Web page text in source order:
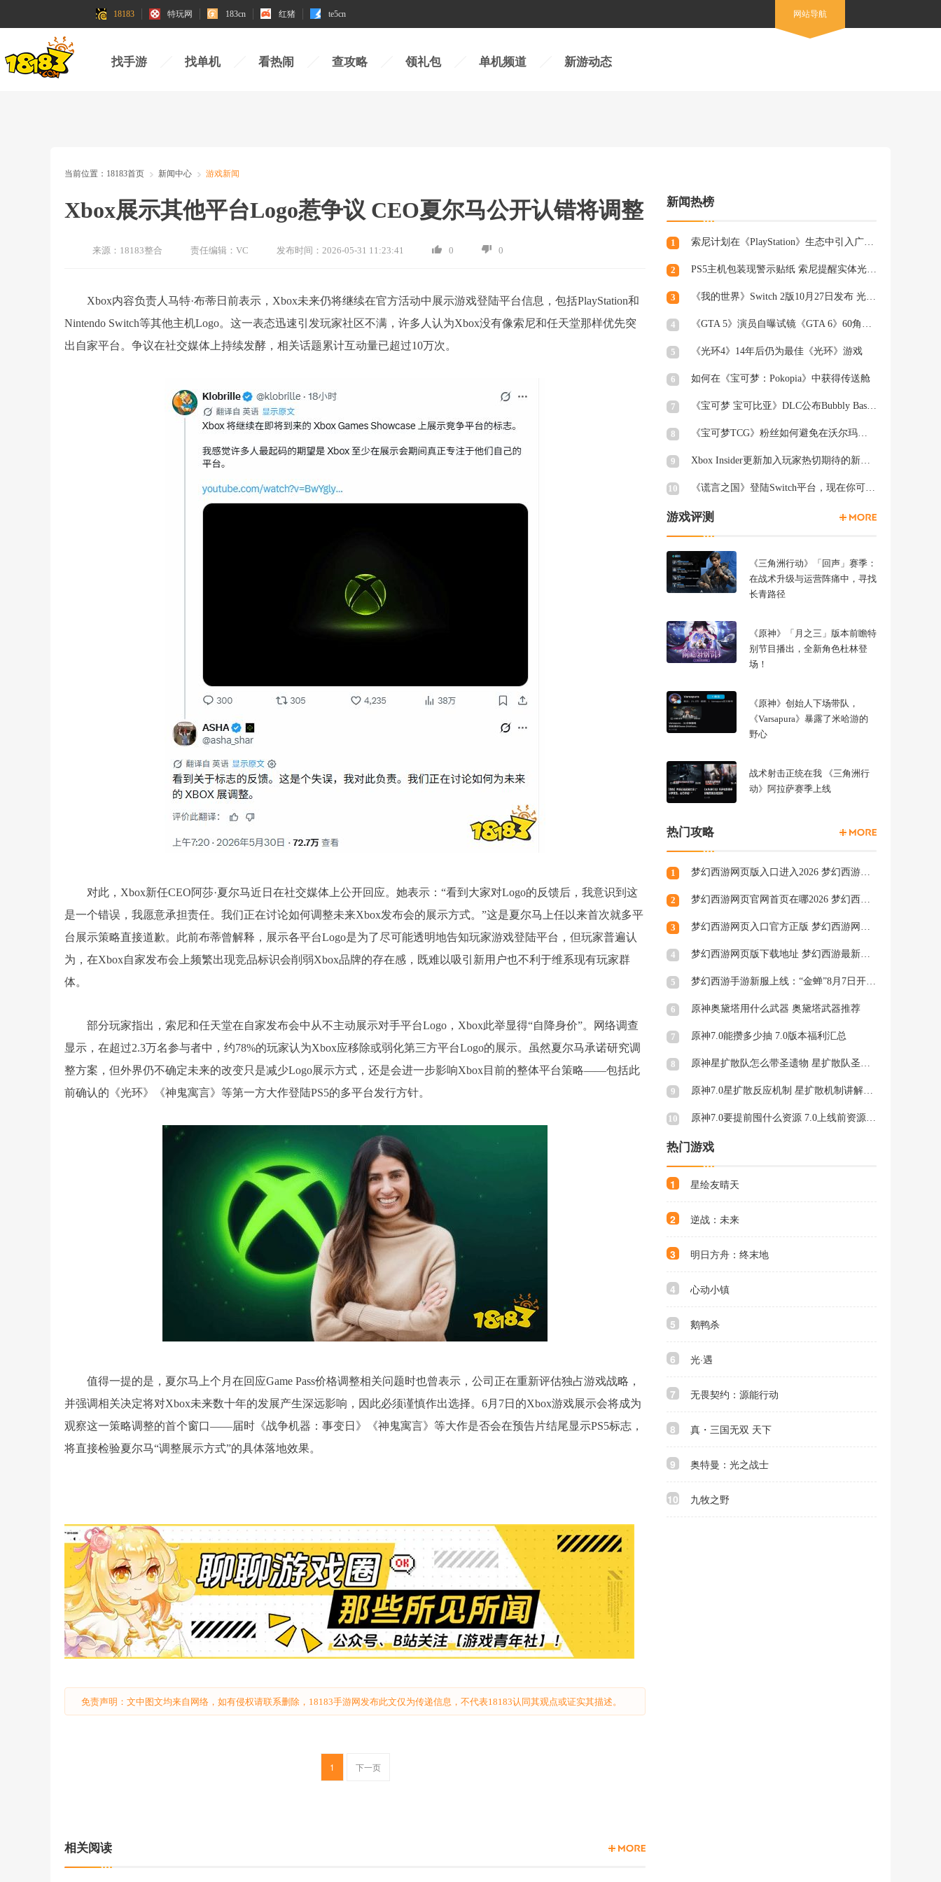
18183 特玩网 183cn 红猪 te5cn 网站导航
找手游 找单机 看热闹 查攻略 领礼包 单机频道 新游动态
当前位置： 18183首页 新闻中心 游戏新闻
Xbox展示其他平台Logo惹争议 CEO夏尔马公开认错将调整
来源： 18183整合 责任编辑： VC 发布时间： 2026-05-31 11:23:41 0 0
Xbox内容负责人马特·布蒂日前表示，Xbox未来仍将继续在官方活动中展示游戏登陆平台信息，包括PlayStation和
Nintendo Switch等其他主机Logo。这一表态迅速引发玩家社区不满，许多人认为Xbox没有像索尼和任天堂那样优先突
出自家平台。争议在社交媒体上持续发酵，相关话题累计互动量已超过10万次。
对此，Xbox新任CEO阿莎·夏尔马近日在社交媒体上公开回应。她表示：“看到大家对Logo的反馈后，我意识到这
是一个错误，我愿意承担责任。我们正在讨论如何调整未来Xbox发布会的展示方式。”这是夏尔马上任以来首次就多平
台展示策略直接道歉。此前布蒂曾解释，展示各平台Logo是为了尽可能透明地告知玩家游戏登陆平台，但玩家普遍认
为，在Xbox自家发布会上频繁出现竞品标识会削弱Xbox品牌的存在感，既难以吸引新用户也不利于维系现有玩家群
体。
部分玩家指出，索尼和任天堂在自家发布会中从不主动展示对手平台Logo，Xbox此举显得“自降身价”。网络调查
显示，在超过2.3万名参与者中，约78%的玩家认为Xbox应移除或弱化第三方平台Logo的展示。虽然夏尔马承诺研究调
整方案，但外界仍不确定未来的改变只是减少Logo展示方式，还是会进一步影响Xbox目前的整体平台策略——包括此
前确认的《光环》《神鬼寓言》等第一方大作登陆PS5的多平台发行方针。
值得一提的是，夏尔马上个月在回应Game Pass价格调整相关问题时也曾表示，公司正在重新评估独占游戏战略，
并强调相关决定将对Xbox未来数十年的发展产生深远影响，因此必须谨慎作出选择。6月7日的Xbox游戏展示会将成为
观察这一策略调整的首个窗口——届时《战争机器：事变日》《神鬼寓言》等大作是否会在预告片结尾显示PS5标志，
将直接检验夏尔马“调整展示方式”的具体落地效果。
免责声明：文中图文均来自网络，如有侵权请联系删除，18183手游网发布此文仅为传递信息，不代表18183认同其观点或证实其描述。
1 下一页
相关阅读
新闻热榜
1 索尼计划在《PlayStation》生态中引入广告，组建专业营销团队
2 PS5主机包装现警示贴纸 索尼提醒实体光盘生产将终止
3 《我的世界》Switch 2版10月27日发布 光照阴影升级
4 《GTA 5》演员自曝试镜《GTA 6》60角色均未获回复
5 《光环4》14年后仍为最佳《光环》游戏
6 如何在《宝可梦：Pokopia》中获得传送舱
7 《宝可梦 宝可比亚》DLC公布Bubbly Basin Habitat Dex列表
8 《宝可梦TCG》粉丝如何避免在沃尔玛周三被“烤”
9 Xbox Insider更新加入玩家热切期待的新功能
10 《谎言之国》登陆Switch平台，现在你可以在厕所里愤怒退出游戏
游戏评测
《三角洲行动》「回声」赛季：
在战术升级与运营阵痛中，寻找
长青路径
《原神》「月之三」版本前瞻特
别节目播出，全新角色杜林登
场！
《原神》创始人下场带队，
《Varsapura》暴露了米哈游的
野心
战术射击正统在我 《三角洲行
动》阿拉萨赛季上线
热门攻略
1 梦幻西游网页版入口进入2026 梦幻西游网页版秒玩官网
2 梦幻西游网页官网首页在哪2026 梦幻西游网页官网页面一览
3 梦幻西游网页入口官方正版 梦幻西游网页版秒玩地址2026
4 梦幻西游网页版下载地址 梦幻西游最新网页版入口
5 梦幻西游手游新服上线：“金蝉”8月7日开启!
6 原神奥黛塔用什么武器 奥黛塔武器推荐
7 原神7.0能攒多少抽 7.0版本福利汇总
8 原神星扩散队怎么带圣遗物 星扩散队圣遗物超前攻略
9 原神7.0星扩散反应机制 星扩散机制讲解及计算公式
10 原神7.0要提前囤什么资源 7.0上线前资源规划建议
热门游戏
1 星绘友晴天
2 逆战：未来
3 明日方舟：终末地
4 心动小镇
5 鹅鸭杀
6 光·遇
7 无畏契约：源能行动
8 真・三国无双 天下
9 奥特曼：光之战士
10 九牧之野